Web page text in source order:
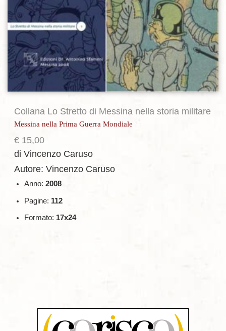
Collana Lo Stretto di Messina nella storia militare
Messina nella Prima Guerra Mondiale
€ 15,00
di Vincenzo Caruso
Autore: Vincenzo Caruso
Anno: 2008
Pagine: 112
Formato: 17x24